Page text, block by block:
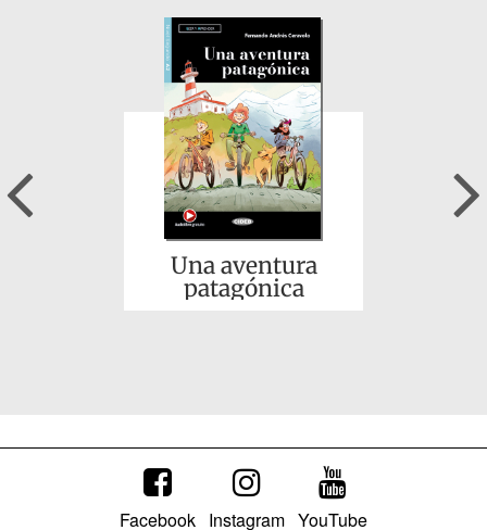
Una aventura
patagónica
Previous
Facebook Instagram YouTube